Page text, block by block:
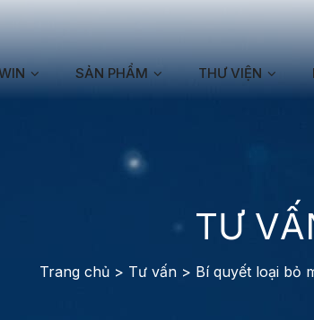
SẢN PHẨM THƯ VIỆN
TƯ
Trang chủ> Tư vấn> Bí quyết loại bỏ